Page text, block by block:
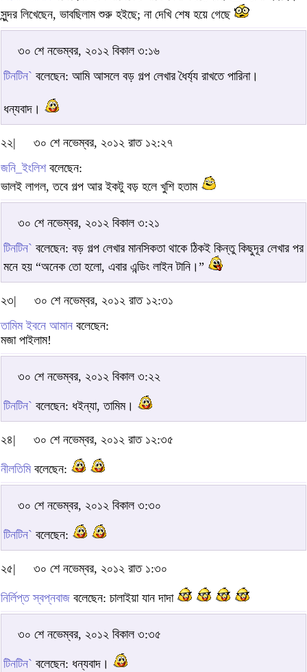
সুন্দর লিখেছেন, ভাবছিলাম শুরু হইছে; না দেখি শেষ হয়ে গেছে
৩০ শে নভেম্বর, ২০১২ বিকাল ৩:১৬
টিনটিন` বলেছেন: আমি আসলে বড় গল্প লেখার ধৈর্য্য রাখতে পারিনা।
ধন্যবাদ।
২২|
৩০ শে নভেম্বর, ২০১২ রাত ১২:২৭
জনি_ইংলিশবলেছেন:
ভালই লাগল, তবে গল্প আর ইকটু বড় হলে খুশি হতাম
৩০ শে নভেম্বর, ২০১২ বিকাল ৩:২১
টিনটিন` বলেছেন: বড় গল্প লেখার মানসিকতা থাকে ঠিকই কিন্তু কিছুদূর লেখার পর
মনে হয় “অনেক তো হলো, এবার এন্ডিং লাইন টানি।”
২৩|
৩০ শে নভেম্বর, ২০১২ রাত ১২:৩১
তামিম ইবনে আমান বলেছেন:
মজা পাইলাম!
৩০ শে নভেম্বর, ২০১২ বিকাল ৩:২২
টিনটিন` বলেছেন: ধইন্যা, তামিম।
২৪| ৩০ শে নভেম্বর, ২০১২ রাত ১২:৩৫
নীলতিমিবলেছেন:
৩০ শে নভেম্বর, ২০১২ বিকাল ৩:৩০
টিনটিন` বলেছেন:
২৫| ৩০ শে নভেম্বর, ২০১২ রাত ১:৩০
নির্লিপ্ত স্বপ্নবাজ বলেছেন: চালাইয়া যান দাদা
৩০ শে নভেম্বর, ২০১২ বিকাল ৩:৩৫
টিনটিন` বলেছেন: ধন্যবাদ।